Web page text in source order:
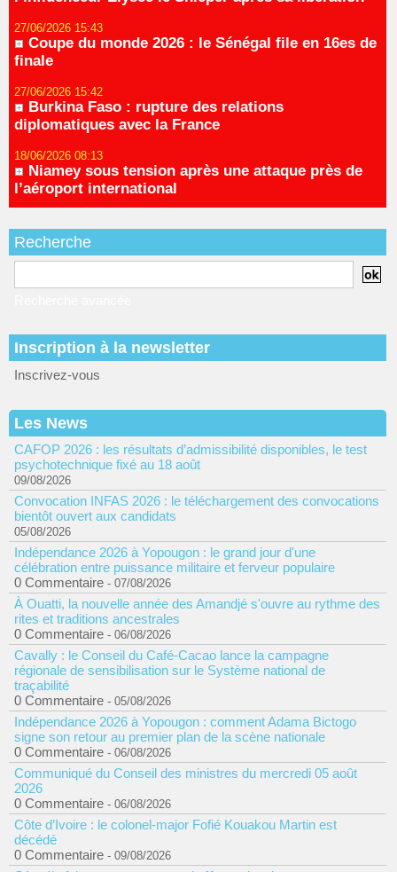
27/06/2026 15:43
Coupe du monde 2026 : le Sénégal file en 16es de
finale
27/06/2026 15:42
Burkina Faso : rupture des relations
diplomatiques avec la France
18/06/2026 08:13
Niamey sous tension après une attaque près de
l’aéroport international
Recherche
Inscription à la newsletter
Inscrivez-vous
Les News
CAFOP 2026 : les résultats d’admissibilité disponibles, le test
psychotechnique fixé au 18 août
09/08/2026
Convocation INFAS 2026 : le téléchargement des convocations
bientôt ouvert aux candidats
05/08/2026
Indépendance 2026 à Yopougon : le grand jour d'une
célébration entre puissance militaire et ferveur populaire
0 Commentaire - 07/08/2026
À Ouatti, la nouvelle année des Amandjé s'ouvre au rythme des
rites et traditions ancestrales
0 Commentaire - 06/08/2026
Cavally : le Conseil du Café-Cacao lance la campagne
régionale de sensibilisation sur le Système national de
traçabilité
0 Commentaire - 05/08/2026
Indépendance 2026 à Yopougon : comment Adama Bictogo
signe son retour au premier plan de la scène nationale
0 Commentaire - 06/08/2026
Communiqué du Conseil des ministres du mercredi 05 août
2026
0 Commentaire - 06/08/2026
Côte d’Ivoire : le colonel-major Fofié Kouakou Martin est
décédé
0 Commentaire - 09/08/2026